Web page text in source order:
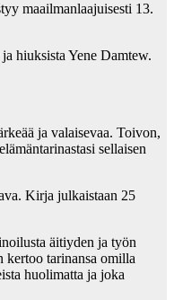
maailmanlaajuisesti 13.
hiuksista Yene Damtew.
ja valaisevaa. Toivon,
sellaisen
Kirja julkaistaan 25
äitiyden ja työn
kertoo tarinansa omilla
huolimatta ja joka